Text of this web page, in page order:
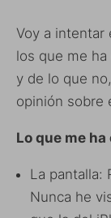
Voy a intentar
los que me
y de lo que
opinión sobre
Lo que me
La pantalla:
Nunca he